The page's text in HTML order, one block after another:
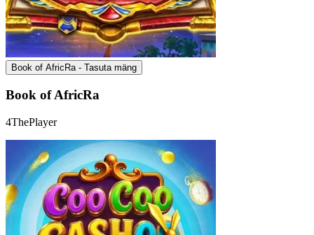
Book of AfricRa - Tasuta mäng
Book of AfricRa
4ThePlayer